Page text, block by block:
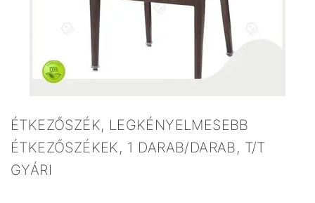
ÉTKEZŐSZÉK, LEGKÉNYELMESEBB
ÉTKEZŐSZÉKEK, 1 DARAB/DARAB, T/T
GYÁRI